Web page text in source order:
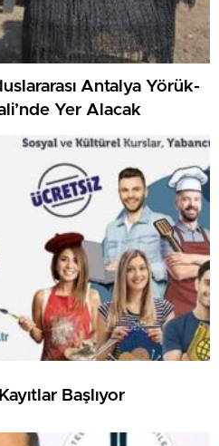
Antalya Yörük-
Yer Alacak
Başlıyor